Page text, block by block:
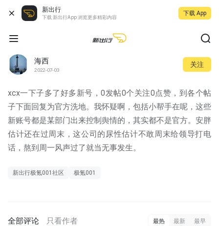
新出行
下载 新出行App 浏览更多精彩内容
下载 App
海西
2022-07-03
关注
xcx一下子多了好多新号，0发帖0个关注0点赞，到各个帖
子下面回复为官方洗地。我怀疑啊，包括小帮手在呢，这些
新账号都是某部门出来控制舆情的，其实都不是官方。安胖
估计还在过周末，这公司的尿性估计不敢周末给领导打电
话，熬到周一风声过了就当无事发生。
新出行极氪001社区 极氪001
全部评论 只看作者 最热 最新 最早